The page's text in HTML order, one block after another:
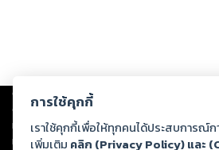
Copyright © 2026
ต่อผลงานหรือเนื้อหาใดที่อัปโหลดผ่านเว็บไซต์และ
ทรัพย์สินทางปัญญาของบุคคลอื่นหรือขัดต่อกฎหม
ทุกท่านโปรดใช้วิจารณญาณในการกลั่นกรองด้วย
การใช้คุกกี้
เราใช้คุกกี้เพื่อให้ทุกคนได้ประสบการณ์
เพิ่มเติม คลิก (Privacy Policy) และ